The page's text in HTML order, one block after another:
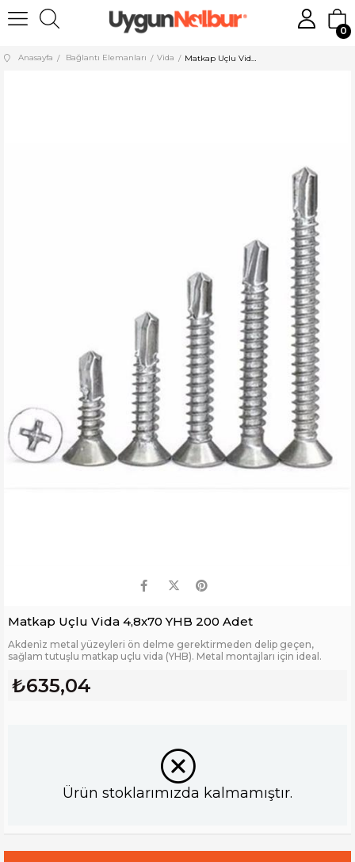
0
Anasayfa Bağlantı Elemanları Vida
Matkap Uçlu Vida 4,8x70 YHB 200 Adet
Akdeni̇z metal yüzeyleri ön delme gerektirmeden delip geçen,
sağlam tutuşlu matkap uçlu vida (YHB). Metal montajları için ideal.
₺635,04
Ürün stoklarımızda kalmamıştır.